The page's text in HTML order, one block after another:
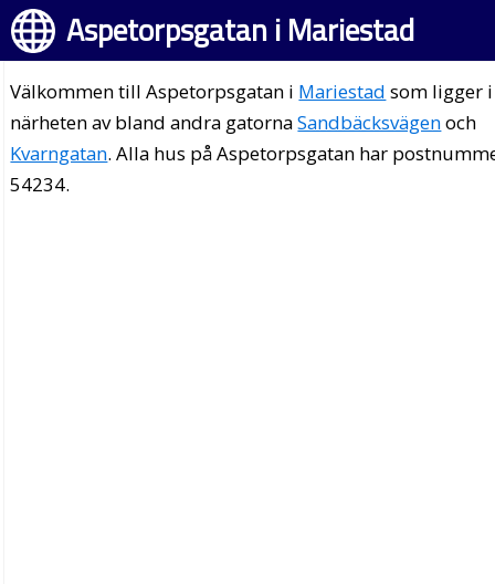
Aspetorpsgatan i Mariestad
Välkommen till Aspetorpsgatan i Mariestad som ligger i
närheten av bland andra gatornaSandbäcksvägenoch
Kvarngatan. Alla hus på Aspetorpsgatan har
54234.